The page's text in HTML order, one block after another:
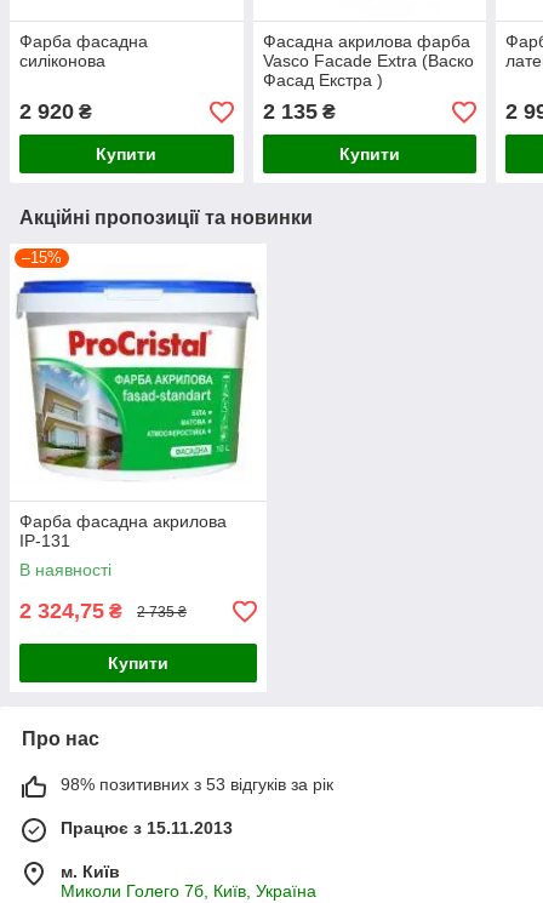
Фарба фасадна
силіконова
2 920 ₴
Купити
Фасадна акрилова фарба
Vasco Facade Extra (Васко
Фасад Екстра )
2 135₴
Купити
2
Акційні пропозиції та новинки
–15%
Фарба фасадна акрилова
ІР-131
В наявності
2 324,75 ₴ 2 735 ₴
Купити
Про нас
98% позитивних з 53 відгуків за рік
Працює з 15.11.2013
м. Київ
Миколи Голего 7б, Київ, Україна